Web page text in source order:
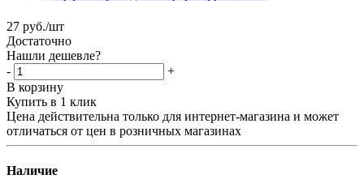
27 руб./шт
Достаточно
Нашли дешевле?
-
+
В корзину
Купить в 1 клик
Цена действительна только для интернет-магазина и может
отличаться от цен в розничных магазинах
Наличие